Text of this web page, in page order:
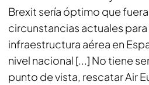
Brexit sería óptimo que
circunstancias actuales
infraestructura aérea en
nivel nacional [...] No tiene
punto de vista, rescatar Air